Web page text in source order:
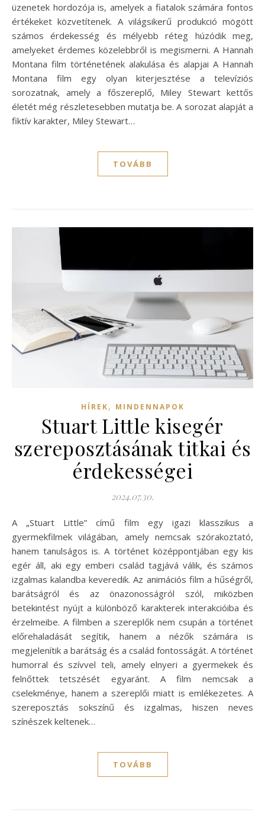
üzenetek hordozója is, amelyek a fiatalok számára fontos
értékeket közvetítenek. A világsikerű produkció mögött
számos érdekesség és mélyebb réteg húzódik meg,
amelyeket érdemes közelebbről is megismerni. A Hannah
Montana film történetének alakulása és alapjai A Hannah
Montana film egy olyan kiterjesztése a televíziós
sorozatnak, amely a főszereplő, Miley Stewart kettős
életét még részletesebben mutatja be. A sorozat alapját a
fiktív karakter, Miley Stewart…
TOVÁBB
HÍREK, MINDENNAPOK
Stuart Little kisegér
szereposztásának titkai és
érdekességei
2024.07.30.
A „Stuart Little” című film egy igazi klasszikus a
gyermekfilmek világában, amely nemcsak szórakoztató,
hanem tanulságos is. A történet középpontjában egy kis
egér áll, aki egy emberi család tagjává válik, és számos
izgalmas kalandba keveredik. Az animációs film a hűségről,
barátságról és az önazonosságról szól, miközben
betekintést nyújt a különböző karakterek interakcióiba és
érzelmeibe. A filmben a szereplők nem csupán a történet
előrehaladását segítik, hanem a nézők számára is
megjelenítik a barátság és a család fontosságát. A történet
humorral és szívvel teli, amely elnyeri a gyermekek és
felnőttek tetszését egyaránt. A film nemcsak a
cselekménye, hanem a szereplői miatt is emlékezetes. A
szereposztás sokszínű és izgalmas, hiszen neves
színészek keltenek…
TOVÁBB